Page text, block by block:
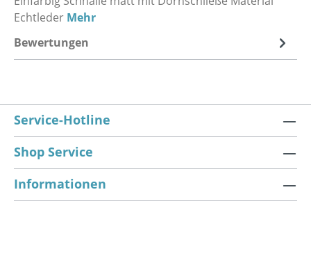
Echtleder Mehr
Bewertungen
Service-Hotline
Shop Service
Informationen